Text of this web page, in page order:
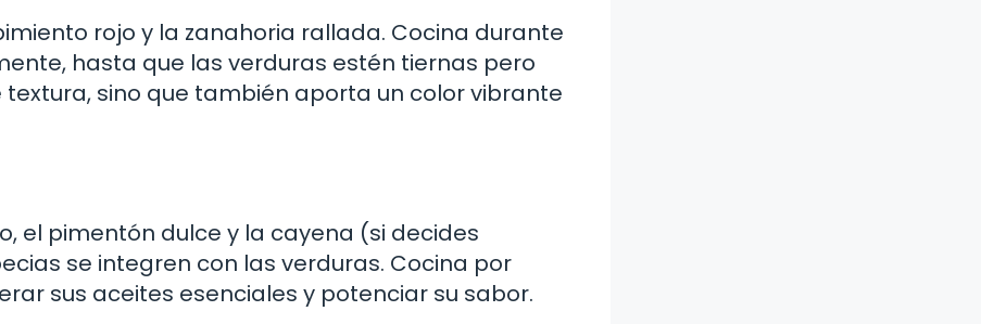
rojo y la zanahoria rallada. Cocina durante
hasta que las verduras estén tiernas pero
sino que también aporta un color vibrante
el pimentón dulce y la cayena (si decides
se integren con las verduras. Cocina por
sus aceites esenciales y potenciar su sabor.